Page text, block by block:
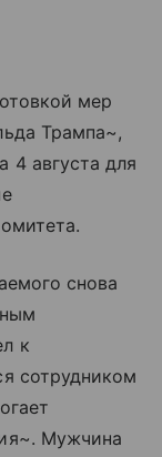
мер
Трампа~,
4 августа для
снова
к
сотрудником
Мужчина